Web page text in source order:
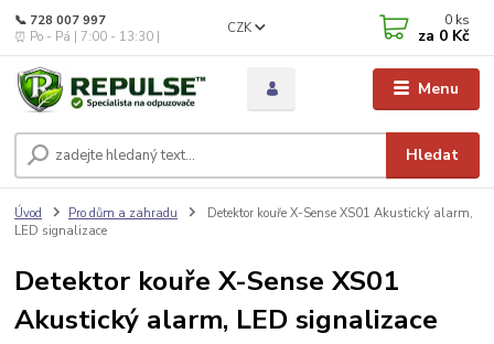
Menu
CZK
Hledat
📞 728 007 997
⏰ Po - Pá | 7:00 - 13:30 |
0 ks
za 0 Kč
Úvod Pro dům a zahradu
Detektor kouře X-Sense XS01 Akustický alarm,
LED signalizace
Detektor kouře X-Sense XS01
Akustický alarm, LED signalizace